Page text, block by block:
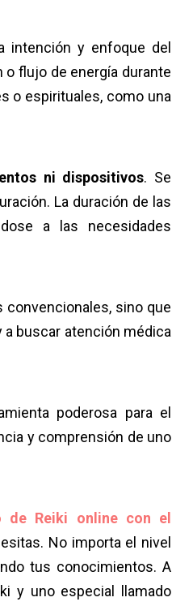
intención y enfoque del
flujo de energía durante
o espirituales, como una
ni dispositivos. Se
La duración de las
a las necesidades
sino que
buscar atención médica
poderosa para el
y comprensión de uno
de Reiki online con el
No importa el nivel
tus conocimientos. A
y uno especial llamado